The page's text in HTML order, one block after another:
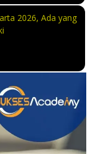
2026, Ada yang